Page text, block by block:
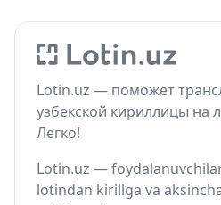
Lotin.uz — поможет
узбекской кириллицы на
Легко!
Lotin.uz —
lotindan kirillga va